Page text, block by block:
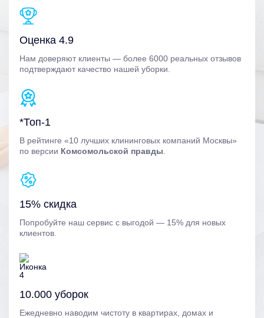
Оценка 4.9
Нам доверяют клиенты — более 6000 реальных отзывов
подтверждают качество нашей уборки.
*Топ-1
В рейтинге «10 лучших клининговых компаний Москвы»
по версии Комсомольской правды
15% скидка
Попробуйте наш сервис с выгодой — 15% для новых
клиентов.
10.000 уборок
Ежедневно наводим чистоту в квартирах, домах и